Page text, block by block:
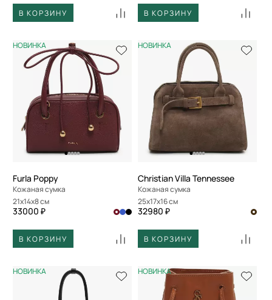
В КОРЗИНУ В КОРЗИНУ
НОВИНКА
Furla Poppy
Кожаная сумка
21x14x8 см
33000 ₽
В КОРЗИНУ
НОВИНКА
Christian Villa Tennessee
Кожаная сумка
25x17x16 см
32980 ₽
В КОРЗИНУ
НОВИНКА НОВИНКА